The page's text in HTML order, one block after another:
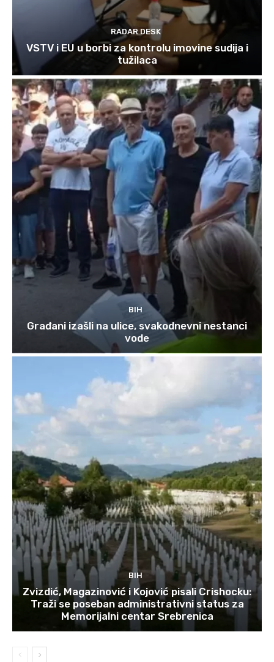
RADAR DESK
VSTV i EU u borbi za kontrolu imovine sudija i
tužilaca
BIH
Građani izašli na ulice, svakodnevni nestanci
vode
BIH
Zvizdić, Magazinović i Kojović pisali Crishocku:
Traži se poseban administrativni status za
Memorijalni centar Srebrenica